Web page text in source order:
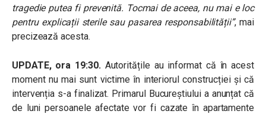
tragedie putea fi prevenită. Tocmai de aceea, nu mai e loc
pentru explicații sterile sau pasarea responsabilității”, mai
precizează acesta.
UPDATE, ora 19:30. Autoritățile au informat că în acest
moment nu mai sunt victime în interiorul construcției și că
intervenția s-a finalizat. Primarul Bucureștiului a anunțat că
de luni persoanele afectate vor fi cazate în apartamente